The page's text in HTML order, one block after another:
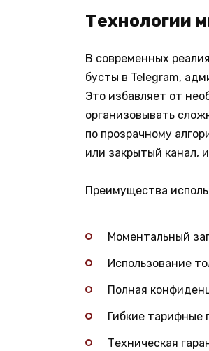
Технологии
В современных
бусты в Telegram,
Это избавляет от
организовывать
по прозрачному
или закрытый канал,
Преимущества
Моментальный
Использование
Полная
Гибкие тарифные
Техническая